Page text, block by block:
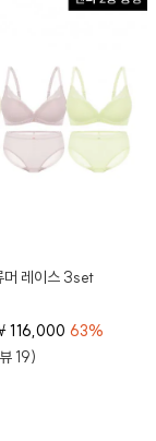
머 레이스 3set
116,000 63%
19)